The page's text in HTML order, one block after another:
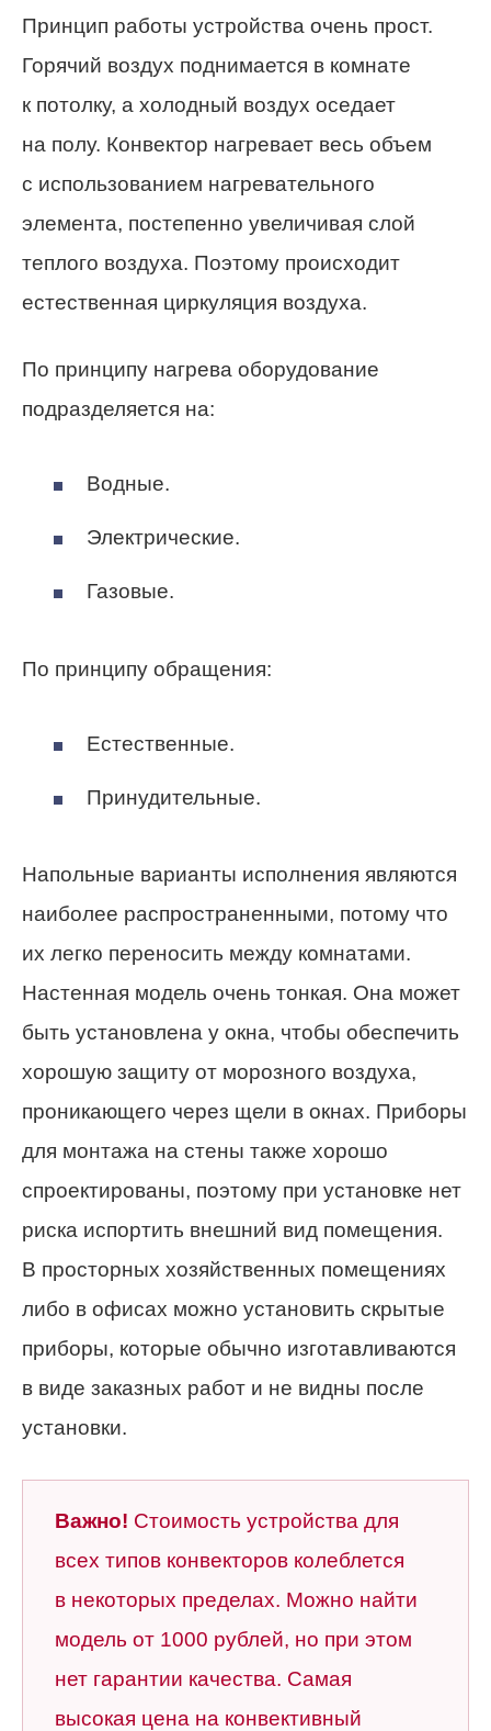
Принцип работы устройства очень прост.
Горячий воздух поднимается в комнате
к потолку, а холодный воздух оседает
на полу. Конвектор нагревает весь объем
с использованием нагревательного
элемента, постепенно увеличивая слой
теплого воздуха. Поэтому происходит
естественная циркуляция воздуха.
По принципу нагрева оборудование
подразделяется на:
Водные.
Электрические.
Газовые.
По принципу обращения:
Естественные.
Принудительные.
Напольные варианты исполнения являются
наиболее распространенными, потому что
их легко переносить между комнатами.
Настенная модель очень тонкая. Она может
быть установлена у окна, чтобы обеспечить
хорошую защиту от морозного воздуха,
проникающего через щели в окнах. Приборы
для монтажа на стены также хорошо
спроектированы, поэтому при установке нет
риска испортить внешний вид помещения.
В просторных хозяйственных помещениях
либо в офисах можно установить скрытые
приборы, которые обычно изготавливаются
в виде заказных работ и не видны после
установки.
Важно! Стоимость устройства для
всех типов конвекторов колеблется
в некоторых пределах. Можно найти
модель от 1000 рублей, но при этом
нет гарантии качества. Самая
высокая цена на конвективный